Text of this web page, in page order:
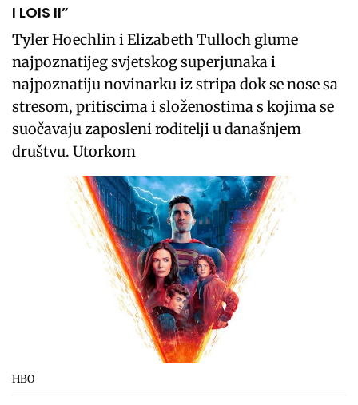
I LOIS II”
Tyler Hoechlin i Elizabeth Tulloch glume
najpoznatijeg svjetskog superjunaka i
najpoznatiju novinarku iz stripa dok se nose sa
stresom, pritiscima i složenostima s kojima se
suočavaju zaposleni roditelji u današnjem
društvu. Utorkom
HBO